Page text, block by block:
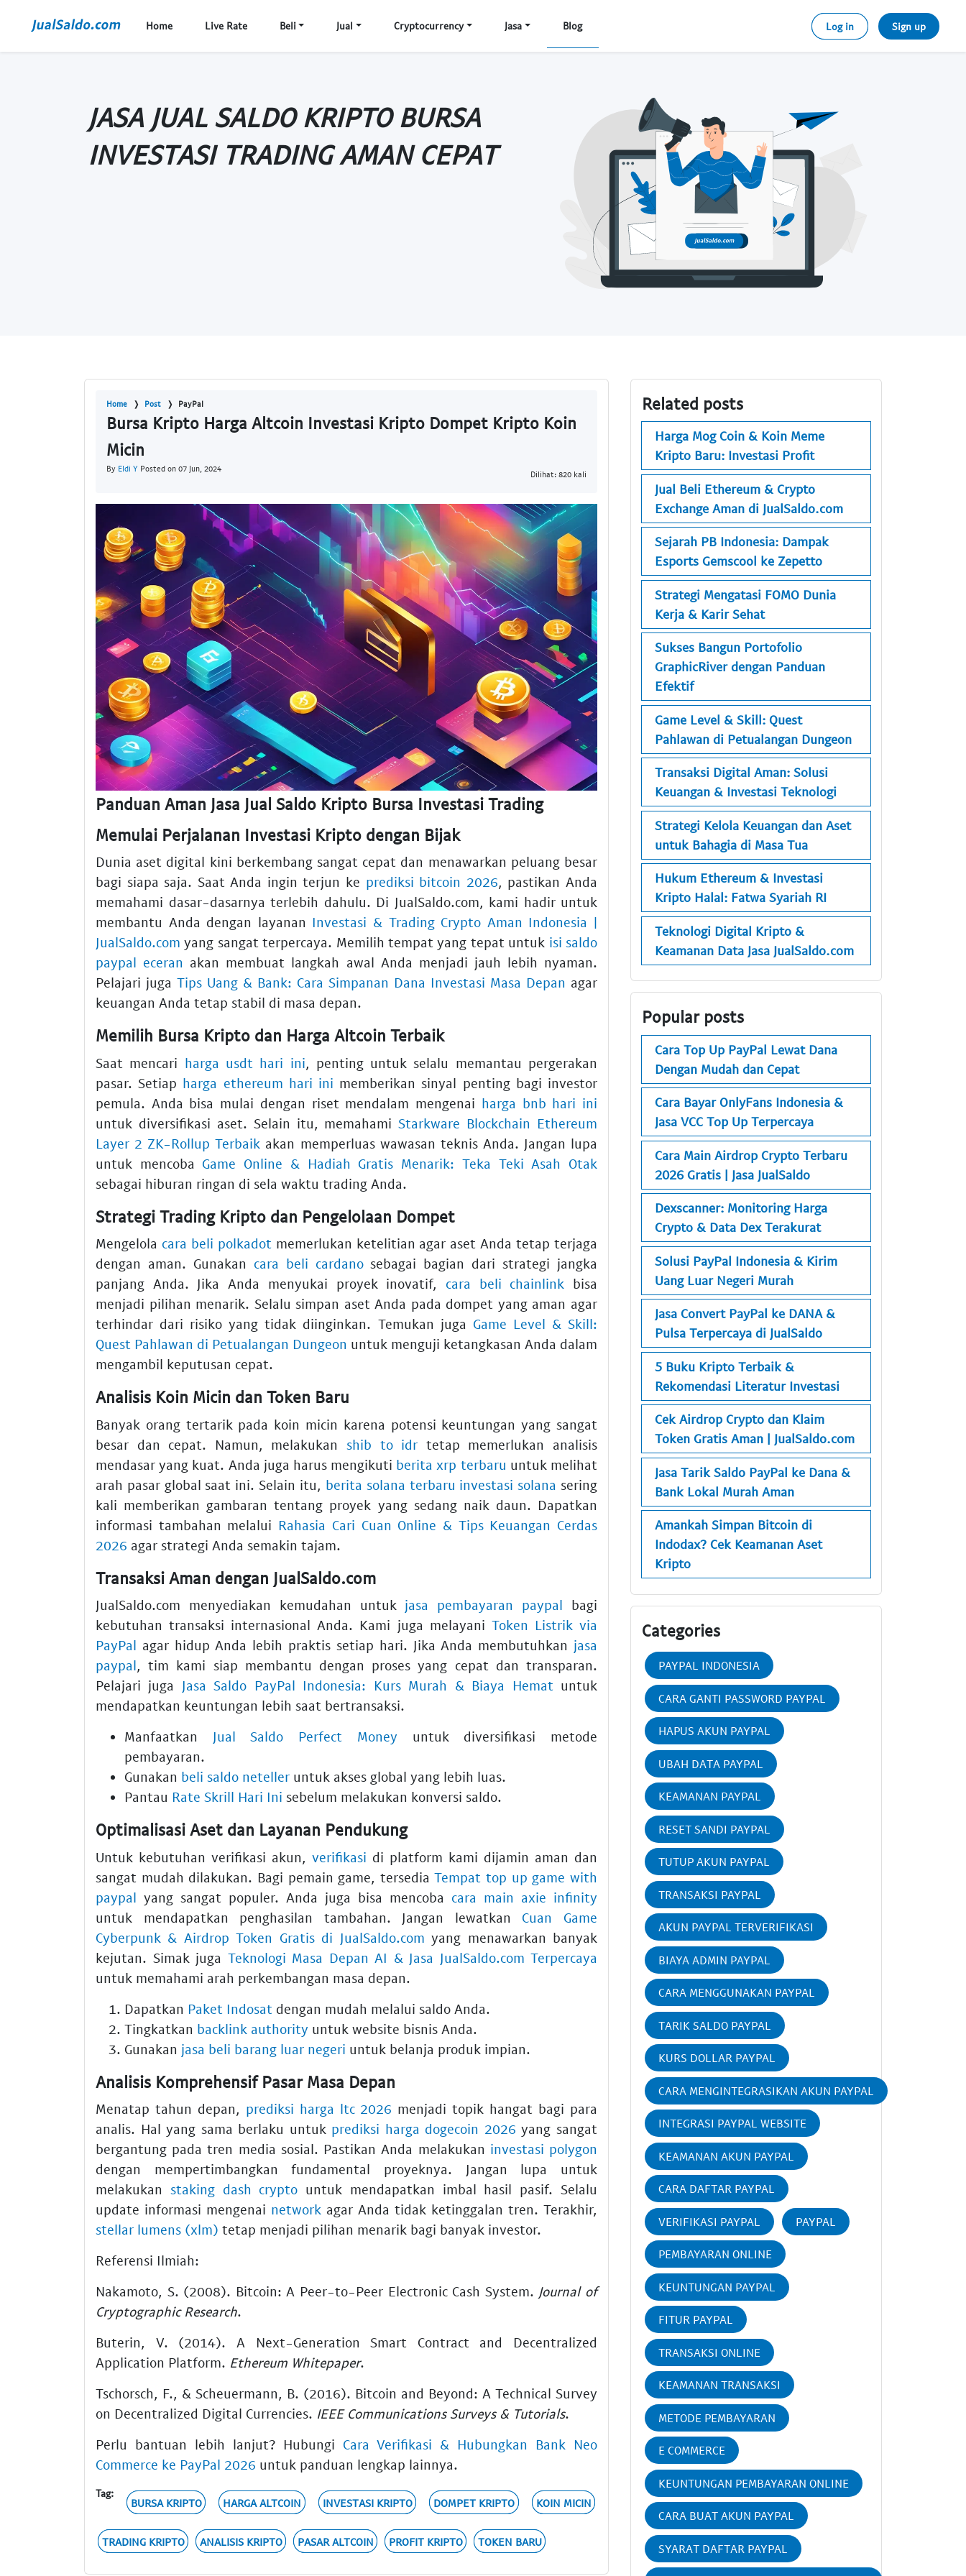
Home Live Rate Beli Jual Cryptocurrency Jasa Blog Log in Sign up
JASA JUAL SALDO KRIPTO BURSA
INVESTASI TRADING AMAN CEPAT
Home Post PayPal
Bursa Kripto Harga Altcoin Investasi Kripto Dompet Kripto Koin
Micin
By Eldi Y Posted on 07 Jun, 2024
Dilihat: 820 kali
Panduan Aman Jasa Jual Saldo Kripto Bursa Investasi Trading
Memulai Perjalanan Investasi Kripto dengan Bijak
Dunia aset digital kini berkembang sangat cepat dan menawarkan peluang besar
bagi siapa saja. Saat Anda ingin terjun ke prediksi bitcoin 2026, pastikan Anda
memahami dasar-dasarnya terlebih dahulu. Di JualSaldo.com, kami hadir untuk
membantu Anda dengan layanan Investasi & Trading Crypto Aman Indonesia |
JualSaldo.com yang sangat terpercaya. Memilih tempat yang tepat untuk isi saldo
paypal eceran akan membuat langkah awal Anda menjadi jauh lebih nyaman.
Pelajari juga Tips Uang & Bank: Cara Simpanan Dana Investasi Masa Depan agar
keuangan Anda tetap stabil di masa depan.
Memilih Bursa Kripto dan Harga Altcoin Terbaik
Saat mencari harga usdt hari ini, penting untuk selalu memantau pergerakan
pasar. Setiap harga ethereum hari ini memberikan sinyal penting bagi investor
pemula. Anda bisa mulai dengan riset mendalam mengenai harga bnb hari ini
untuk diversifikasi aset. Selain itu, memahamiStarkware Blockchain Ethereum
Layer 2 ZK-Rollup Terbaik akan memperluas wawasan teknis Anda. Jangan lupa
untuk mencoba Game Online & Hadiah Gratis Menarik: Teka Teki Asah Otak
sebagai hiburan ringan di sela waktu trading Anda.
Strategi Trading Kripto dan Pengelolaan Dompet
Mengelola cara beli polkadot memerlukan ketelitian agar aset Anda tetap terjaga
dengan aman. Gunakan cara beli cardanosebagai bagian dari strategi jangka
panjang Anda. Jika Anda menyukai proyek inovatif, cara beli chainlink bisa
menjadi pilihan menarik. Selalu simpan aset Anda pada dompet yang aman agar
terhindar dari risiko yang tidak diinginkan. Temukan juga Game Level & Skill:
Quest Pahlawan di Petualangan Dungeon untuk menguji ketangkasan Anda dalam
mengambil keputusan cepat.
Analisis Koin Micin dan Token Baru
Banyak orang tertarik pada koin micin karena potensi keuntungan yang sangat
besar dan cepat. Namun, melakukan shib to idr tetap memerlukan analisis
mendasar yang kuat. Anda juga harus mengikuti berita xrp terbaru untuk melihat
arah pasar global saat ini. Selain itu, berita solana terbaru investasi solana sering
kali memberikan gambaran tentang proyek yang sedang naik daun. Dapatkan
informasi tambahan melalui Rahasia Cari Cuan Online & Tips Keuangan Cerdas
2026 agar strategi Anda semakin tajam.
Transaksi Aman dengan JualSaldo.com
JualSaldo.com menyediakan kemudahan untuk jasa pembayaran paypal bagi
kebutuhan transaksi internasional Anda. Kami juga melayani Token Listrik via
PayPal agar hidup Anda lebih praktis setiap hari. Jika Anda membutuhkan jasa
paypal, tim kami siap membantu dengan proses yang cepat dan transparan.
Pelajari juga Jasa Saldo PayPal Indonesia: Kurs Murah & Biaya Hemat untuk
mendapatkan keuntungan lebih saat bertransaksi.
Manfaatkan Jual Saldo Perfect Money untuk diversifikasi metode
pembayaran.
Gunakan beli saldo neteller untuk akses global yang lebih luas.
Pantau Rate Skrill Hari Ini sebelum melakukan konversi saldo.
Optimalisasi Aset dan Layanan Pendukung
Untuk kebutuhan verifikasi akun, verifikasi di platform kami dijamin aman dan
sangat mudah dilakukan. Bagi pemain game, tersediaTempat top up game with
paypal yang sangat populer. Anda juga bisa mencoba cara main axie infinity
untuk mendapatkan penghasilan tambahan. Jangan lewatkan Cuan Game
Cyberpunk & Airdrop Token Gratis di JualSaldo.com yang menawarkan banyak
kejutan. Simak juga Teknologi Masa Depan AI & Jasa JualSaldo.com Terpercaya
untuk memahami arah perkembangan masa depan.
Dapatkan Paket Indosat dengan mudah melalui saldo Anda.
Tingkatkan backlink authority untuk website bisnis Anda.
Gunakan jasa beli barang luar negeri untuk belanja produk impian.
Analisis Komprehensif Pasar Masa Depan
Menatap tahun depan, prediksi harga ltc 2026 menjadi topik hangat bagi para
analis. Hal yang sama berlaku untuk prediksi harga dogecoin 2026 yang sangat
bergantung pada tren media sosial. Pastikan Anda melakukan investasi polygon
dengan mempertimbangkan fundamental proyeknya. Jangan lupa untuk
melakukan staking dash crypto untuk mendapatkan imbal hasil pasif. Selalu
update informasi mengenai network agar Anda tidak ketinggalan tren. Terakhir,
stellar lumens (xlm) tetap menjadi pilihan menarik bagi banyak investor.
Referensi Ilmiah:
Nakamoto, S. (2008). Bitcoin: A Peer-to-Peer Electronic Cash System. Journal of
Cryptographic Research.
Buterin, V. (2014). A Next-Generation Smart Contract and Decentralized
Application Platform. Ethereum Whitepaper.
Tschorsch, F., & Scheuermann, B. (2016). Bitcoin and Beyond: A Technical Survey
on Decentralized Digital Currencies. IEEE Communications Surveys & Tutorials.
Perlu bantuan lebih lanjut? Hubungi Cara Verifikasi & Hubungkan Bank Neo
Commerce ke PayPal 2026 untuk panduan lengkap lainnya.
Tag:
BURSA KRIPTO HARGA ALTCOIN INVESTASI KRIPTO DOMPET KRIPTO KOIN MICIN
TRADING KRIPTO ANALISIS KRIPTO PASAR ALTCOIN PROFIT KRIPTO TOKEN BARU
Related posts
Harga Mog Coin & Koin Meme
Kripto Baru: Investasi Profit
Jual Beli Ethereum & Crypto
Exchange Aman di JualSaldo.com
Sejarah PB Indonesia: Dampak
Esports Gemscool ke Zepetto
Strategi Mengatasi FOMO Dunia
Kerja & Karir Sehat
Sukses Bangun Portofolio
GraphicRiver dengan Panduan
Efektif
Game Level & Skill: Quest
Pahlawan di Petualangan Dungeon
Transaksi Digital Aman: Solusi
Keuangan & Investasi Teknologi
Strategi Kelola Keuangan dan Aset
untuk Bahagia di Masa Tua
Hukum Ethereum & Investasi
Kripto Halal: Fatwa Syariah RI
Teknologi Digital Kripto &
Keamanan Data Jasa JualSaldo.com
Popular posts
Cara Top Up PayPal Lewat Dana
Dengan Mudah dan Cepat
Cara Bayar OnlyFans Indonesia &
Jasa VCC Top Up Terpercaya
Cara Main Airdrop Crypto Terbaru
2026 Gratis | Jasa JualSaldo
Dexscanner: Monitoring Harga
Crypto & Data Dex Terakurat
Solusi PayPal Indonesia & Kirim
Uang Luar Negeri Murah
Jasa Convert PayPal ke DANA &
Pulsa Terpercaya di JualSaldo
5 Buku Kripto Terbaik &
Rekomendasi Literatur Investasi
Cek Airdrop Crypto dan Klaim
Token Gratis Aman | JualSaldo.com
Jasa Tarik Saldo PayPal ke Dana &
Bank Lokal Murah Aman
Amankah Simpan Bitcoin di
Indodax? Cek Keamanan Aset
Kripto
Categories
PAYPAL INDONESIA
CARA GANTI PASSWORD PAYPAL
HAPUS AKUN PAYPAL
UBAH DATA PAYPAL
KEAMANAN PAYPAL
RESET SANDI PAYPAL
TUTUP AKUN PAYPAL
TRANSAKSI PAYPAL
AKUN PAYPAL TERVERIFIKASI
BIAYA ADMIN PAYPAL
CARA MENGGUNAKAN PAYPAL
TARIK SALDO PAYPAL
KURS DOLLAR PAYPAL
CARA MENGINTEGRASIKAN AKUN PAYPAL
INTEGRASI PAYPAL WEBSITE
KEAMANAN AKUN PAYPAL
CARA DAFTAR PAYPAL
VERIFIKASI PAYPAL PAYPAL
PEMBAYARAN ONLINE
KEUNTUNGAN PAYPAL
FITUR PAYPAL
TRANSAKSI ONLINE
KEAMANAN TRANSAKSI
METODE PEMBAYARAN
E COMMERCE
KEUNTUNGAN PEMBAYARAN ONLINE
CARA BUAT AKUN PAYPAL
SYARAT DAFTAR PAYPAL